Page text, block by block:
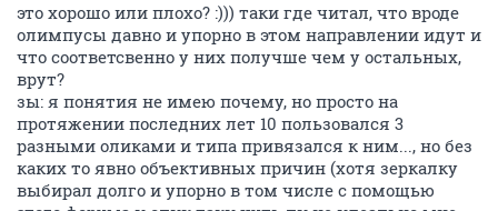
это хорошо или плохо? :))) таки где читал, что вроде
олимпусы давно и упорно в этом направлении идут и
что соответсвенно у них получше чем у остальных,
врут?
зы: я понятия не имею почему, но просто на
протяжении последних лет 10 пользовался 3
разными оликами и типа привязался к ним..., но без
каких то явно объективных причин (хотя зеркалку
выбирал долго и упорно в том числе с помощью